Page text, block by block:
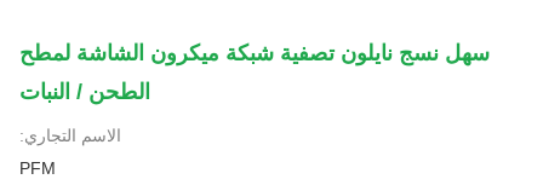
سهل نسج نايلون تصفية شبكة ميكرون الشاشة لمطح
الطحن / النبات
الاسم التجاري:
PFM